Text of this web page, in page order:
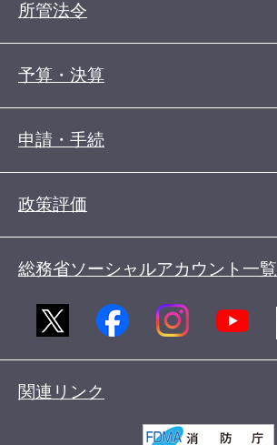
所管法令
予算・決算
申請・手続
政策評価
総務省ソーシャルアカウント一覧
関連リンク